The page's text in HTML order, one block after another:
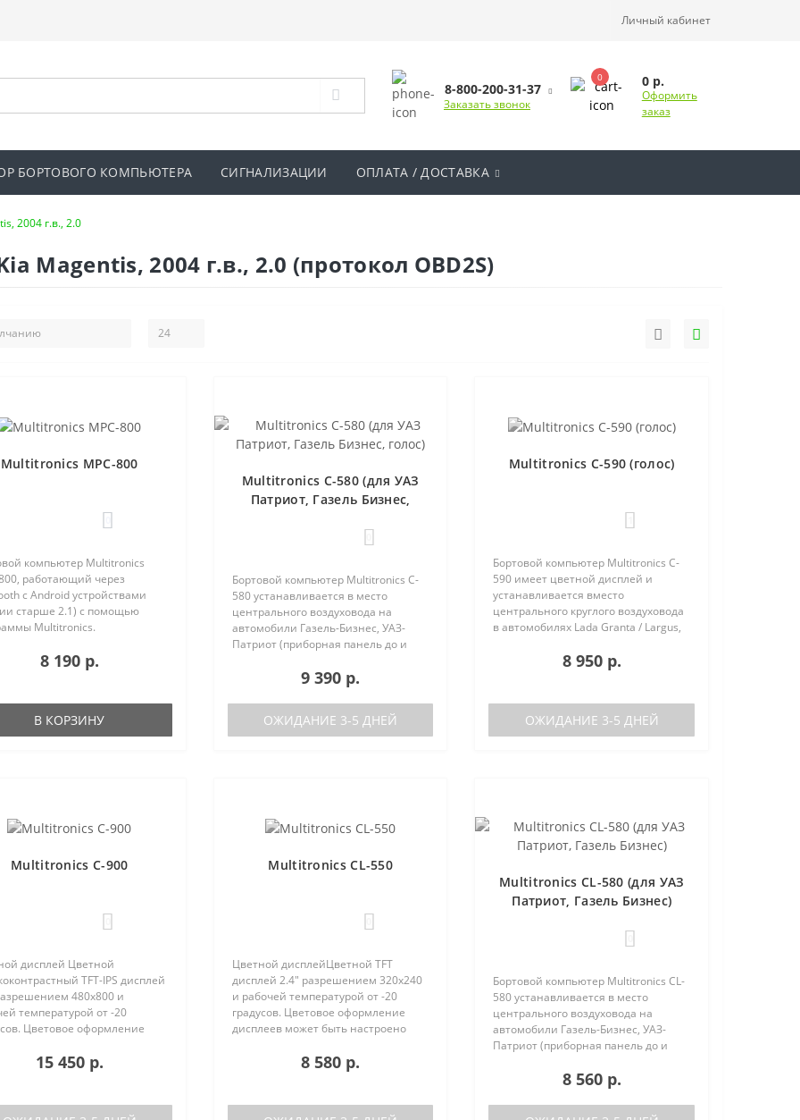
Личный кабинет
8-800-200-31-37
Заказать звонок
0 0 р.
Оформить
заказ
БОРТОВОГО КОМПЬЮТЕРА СИГНАЛИЗАЦИИ ОПЛАТА / ДОСТАВКА
2004 г.в., 2.0
Magentis, 2004 г.в., 2.0 (протокол OBD2S)
Multitronics MPC-800
компьютер Multitronics
работающий через
с Android устройствами
старше 2.1) с помощью
Multitronics.
с диагностическими
Автономная работа..
8 190 р.
В КОРЗИНУ
Multitronics C-580 (для УАЗ
Патриот, Газель Бизнес,
Бортовой компьютер Multitronics C-
580 устанавливается в место
центрального воздуховода на
автомобили Газель-Бизнес, УАЗ-
Патриот (приборная панель до и
характеристики Голосовое
оповещение Поддержка двух баков
(подключ..
9 390 р.
ОЖИДАНИЕ 3-5 ДНЕЙ
Multitronics C-590 (голос)
Бортовой компьютер Multitronics C-
590 имеет цветной дисплей и
устанавливается вместо
центрального круглого воздуховода
в автомобилях Lada Granta / Largus,
Nissan Almera, на место
центральной вставки панели
8 950 р.
ОЖИДАНИЕ 3-5 ДНЕЙ
Multitronics C-900
дисплей Цветной
TFT-IPS дисплей
480х800 и
температурой от -20
Цветовое оформление
индивидуально (по
15 450 р.
Multitronics CL-550
Цветной дисплейЦветной TFT
дисплей 2.4" разрешением 320х240
и рабочей температурой от -20
градусов. Цветовое оформление
дисплеев может быть настроено
RGB каналам). Четыре
предустановленные цветовые
8 580 р.
Multitronics CL-580 (для УАЗ
Патриот, Газель Бизнес)
Бортовой компьютер Multitronics CL-
580 устанавливается в место
центрального воздуховода на
автомобили Газель-Бизнес, УАЗ-
Патриот (приборная панель до и
характеристики Поддержка двух
баков (подключается к двум
датчикам..
8 560 р.